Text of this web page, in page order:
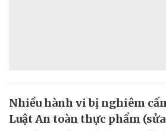
Nhiều hành vi bị nghiêm
Luật An toàn thực phẩm